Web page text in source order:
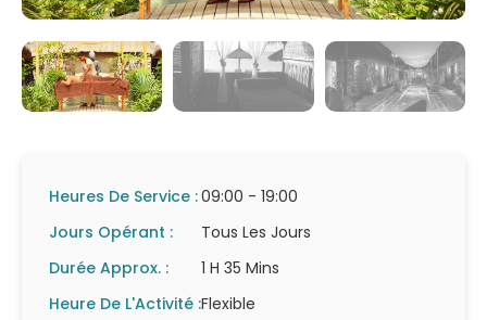
Heures De Service :09:00 - 19:00
Jours Opérant :
Tous Les Jours
Durée Approx. :
1 H 35 Mins
Heure De L'Activité :Flexible